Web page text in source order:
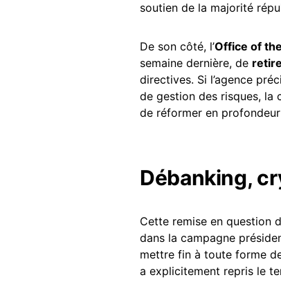
soutien de la majorité
De son côté, l’Office of
semaine dernière, de
directives. Si l’agence
de gestion des risques, la
de réformer en
Débanking,
Cette remise en question
dans la campagne
mettre fin à toute forme
a explicitement repris le